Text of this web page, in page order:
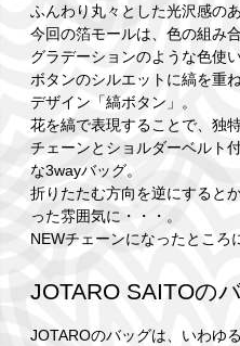
ふんわり丸々とした光沢感の
今回の箔モールは、色の組み
グラデーションのような色使い
ボタンのシルエットに縞を重
デザイン「縞ボタン」。
花を縞で表現することで、独
チェーンとショルダーベルト
な3wayバッグ。
折りたたむ方向を逆にすると
った雰囲気に・・・。
NEWチェーンになったところ
JOTARO SAITOの
JOTAROのバッグは、いわゆ